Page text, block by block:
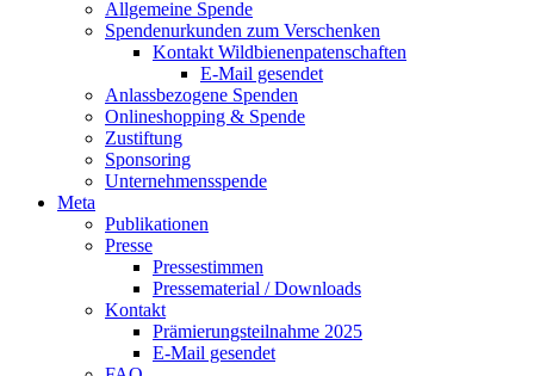
Allgemeine Spende
Spendenurkunden zum Verschenken
Kontakt Wildbienenpatenschaften
E-Mail gesendet
Anlassbezogene Spenden
Onlineshopping & Spende
Zustiftung
Sponsoring
Unternehmensspende
Meta
Publikationen
Presse
Pressestimmen
Pressematerial / Downloads
Kontakt
Prämierungsteilnahme 2025
E-Mail gesendet